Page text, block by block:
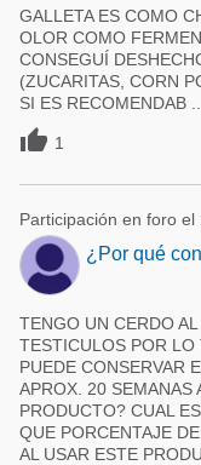
GALLETA ES COMO
OLOR COMO
CONSEGUÍ
(ZUCARITAS, CORN
SI ES RECOMENDAB ...
 1
Participación en foro el
¿Por qué
TENGO UN CERDO
TESTICULOS POR LO
PUEDE CONSERVAR
APROX. 20 SEMANAS
PRODUCTO? CUAL
QUE PORCENTAJE
AL USAR ESTE